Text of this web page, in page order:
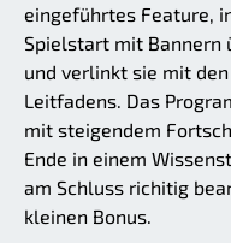
eingeführtes Feature,
Spielstart mit Bannern
und verlinkt sie mit
Leitfadens. Das
mit steigendem
Ende in einem
am Schluss richitig
kleinen Bonus.